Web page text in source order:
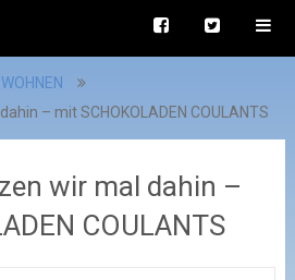
WOHNEN
– mit SCHOKOLADEN COULANTS
wir mal dahin –
COULANTS